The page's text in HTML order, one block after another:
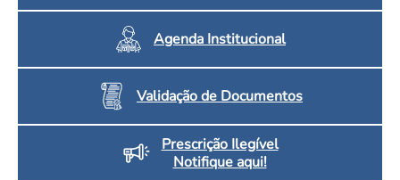
Agenda Institucional
Validação de Documentos
Prescrição Ilegível
Notifique aqui!